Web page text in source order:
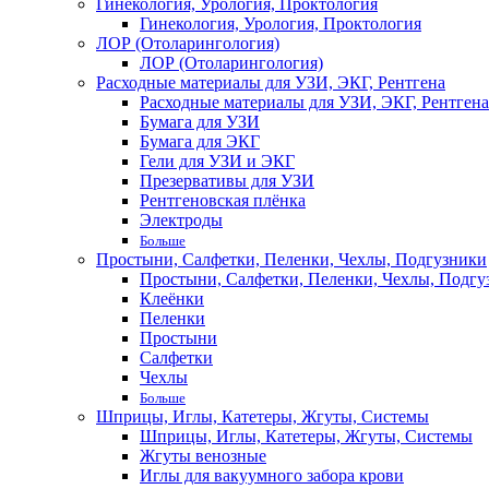
Гинекология, Урология, Проктология
Гинекология, Урология, Проктология
ЛОР (Отоларингология)
ЛОР (Отоларингология)
Расходные материалы для УЗИ, ЭКГ, Рентгена
Расходные материалы для УЗИ, ЭКГ, Рентгена
Бумага для УЗИ
Бумага для ЭКГ
Гели для УЗИ и ЭКГ
Презервативы для УЗИ
Рентгеновская плёнка
Электроды
Больше
Простыни, Салфетки, Пеленки, Чехлы, Подгузники
Простыни, Салфетки, Пеленки, Чехлы,
Клеёнки
Пеленки
Простыни
Салфетки
Чехлы
Больше
Шприцы, Иглы, Катетеры, Жгуты, Системы
Шприцы, Иглы, Катетеры, Жгуты, Системы
Жгуты венозные
Иглы для вакуумного забора крови